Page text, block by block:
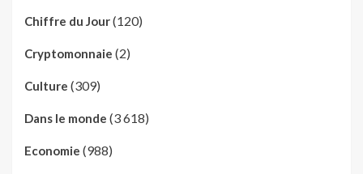
Chiffre du Jour(120)
Cryptomonnaie (2)
Culture (309)
Dans le monde (3 618)
Economie (988)